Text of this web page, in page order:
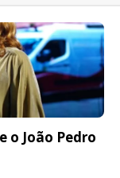
o João Pedro